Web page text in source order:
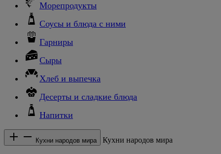
Морепродукты
Соусы и блюда с ними
Гарниры
Сыры
Хлеб и выпечка
Десерты и сладкие блюда
Напитки
Кухни народов мира Кухни народов мира